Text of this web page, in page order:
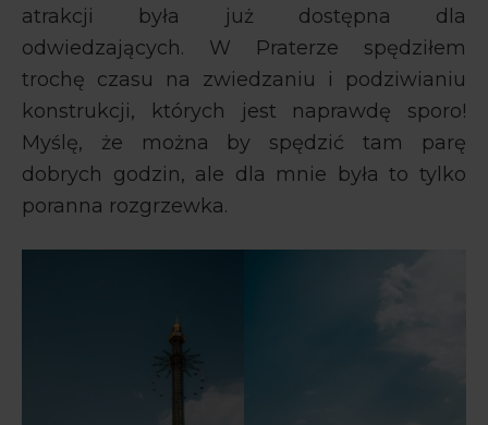
atrakcji była już dostępna dla
odwiedzających. W Praterze spędziłem
trochę czasu na zwiedzaniu i podziwianiu
konstrukcji, których jest naprawdę sporo!
Myślę, że można by spędzić tam parę
dobrych godzin, ale dla mnie była to tylko
poranna rozgrzewka.